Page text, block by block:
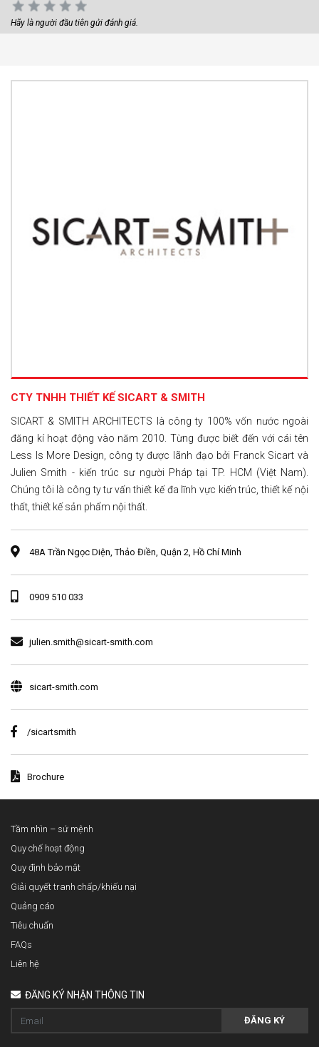
Hãy là người đầu tiên gửi đánh giá.
CTY TNHH THIẾT KẾ SICART & SMITH
SICART & SMITH ARCHITECTS là công ty 100% vốn nước ngoài
đăng kí hoạt động vào năm 2010. Từng được biết đến với cái tên
Less Is More Design, công ty được lãnh đạo bởi Franck Sicart và
Julien Smith - kiến trúc sư người Pháp tại TP. HCM (Việt Nam).
Chúng tôi là công ty tư vấn thiết kế đa lĩnh vực kiến trúc, thiết kế nội
thất, thiết kế sản phẩm nội thất.
48A Trần Ngọc Diện, Thảo Điền, Quận 2, Hồ Chí Minh
0909 510 033
julien.smith@sicart-smith.com
sicart-smith.com
/sicartsmith
Brochure
Tầm nhìn – sứ mệnh
Quy chế hoạt động
Quy định bảo mật
Giải quyết tranh chấp/khiếu nại
Quảng cáo
Tiêu chuẩn
FAQs
Liên hệ
ĐĂNG KÝ NHẬN THÔNG TIN
ĐĂNG KÝ